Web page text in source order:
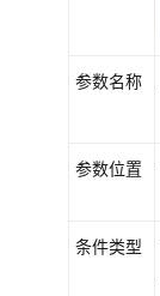
参数名称
参数位置
条件类型